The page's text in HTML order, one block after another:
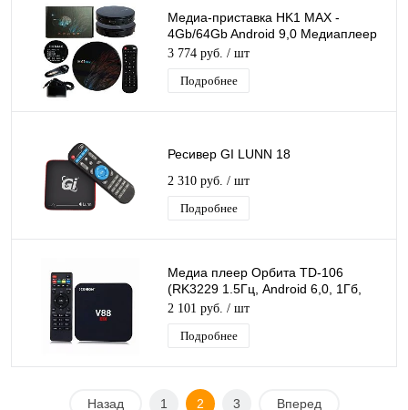
Медиа-приставка HK1 MAX -
4Gb/64Gb Android 9,0 Медиаплеер
Smart tv IPTV OTT приставка 4K HD
H.265
3 774 руб. / шт
Подробнее
Ресивер GI LUNN 18
2 310 руб. / шт
Подробнее
Медиа плеер Орбита TD-106
(RK3229 1.5Гц, Android 6,0, 1Гб,
Flash 8ГБ, Wi-Fi)/20
2 101 руб. / шт
Подробнее
Назад 1 2 3 Вперед